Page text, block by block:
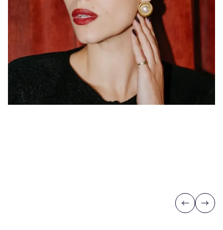
Previous
Next